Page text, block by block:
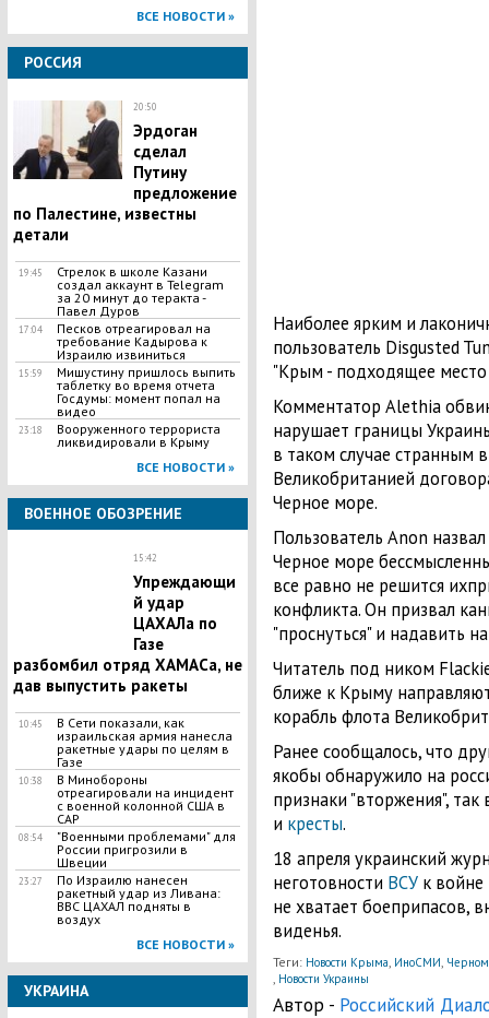
ВСЕ НОВОСТИ »
РОССИЯ
20:50
Эрдоган
сделал
Путину
предложение
по Палестине, известны
детали
19:45
​Стрелок в школе Казани
создал аккаунт в Telegram
за 20 минут до теракта -
Павел Дуров
17:04
Песков отреагировал на
требование Кадырова к
Израилю извиниться
15:59
Мишустину пришлось выпить
таблетку во время отчета
Госдумы: момент попал на
видео
23:18
Вооруженного террориста
ликвидировали в Крыму
ВСЕ НОВОСТИ »
ВОЕННОЕ ОБОЗРЕНИЕ
15:42
Упреждающи
й удар
ЦАХАЛа по
Газе
разбомбил отряд ХАМАСа, не
дав выпустить ракеты
10:45
В Сети показали, как
израильская армия нанесла
ракетные удары по целям в
Газе
10:38
В Минобороны
отреагировали на инцидент
с военной колонной США в
САР
08:54
"Военными проблемами" для
России пригрозили в
Швеции
23:27
По Израилю нанесен
ракетный удар из Ливана:
ВВС ЦАХАЛ подняты в
воздух
ВСЕ НОВОСТИ »
УКРАИНА
Наиболее ярким и
пользователь Disgusted
"Крым - подходящее место
Комментатор Alethia
нарушает границы
в таком случае странным
Великобританией
Черное море.
Пользователь Anon
Черное море
все равно не решится
конфликта. Он призвал
"проснуться" и надавить
Читатель под ником
ближе к Крыму
корабль флота
Ранее сообщалось, что
якобы обнаружило на
признаки "вторжения",
и кресты.
18 апреля украинский
неготовности ВСУк войне
не хватает боеприпасов,
виденья.
Теги: Новости Крыма, ИноСМИ,
, Новости Украины
Автор - Российский